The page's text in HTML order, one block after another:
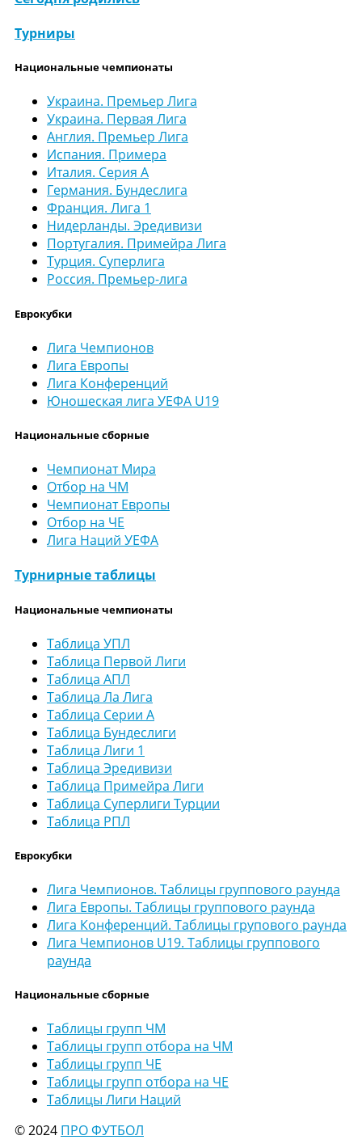
Турниры
Национальные чемпионаты
Украина. Премьер Лига
Украина. Первая Лига
Англия. Премьер Лига
Испания. Примера
Италия. Серия А
Германия. Бундеслига
Франция. Лига 1
Нидерланды. Эредивизи
Португалия. Примейра Лига
Турция. Суперлига
Россия. Премьер-лига
Еврокубки
Лига Чемпионов
Лига Европы
Лига Конференций
Юношеская лига УЕФА U19
Национальные сборные
Чемпионат Мира
Отбор на ЧМ
Чемпионат Европы
Отбор на ЧЕ
Лига Наций УЕФА
Турнирные таблицы
Национальные чемпионаты
Таблица УПЛ
Таблица Первой Лиги
Таблица АПЛ
Таблица Ла Лига
Таблица Серии А
Таблица Бундеслиги
Таблица Лиги 1
Таблица Эредивизи
Таблица Примейра Лиги
Таблица Суперлиги Турции
Таблица РПЛ
Еврокубки
Лига Чемпионов. Таблицы группового раунда
Лига Европы. Таблицы группового раунда
Лига Конференций. Таблицы групового раунда
Лига Чемпионов U19. Таблицы группового
раунда
Национальные сборные
Таблицы групп ЧМ
Таблицы групп отбора на ЧМ
Таблицы групп ЧЕ
Таблицы групп отбора на ЧЕ
Таблицы Лиги Наций
© 2024 ПРО ФУТБОЛ